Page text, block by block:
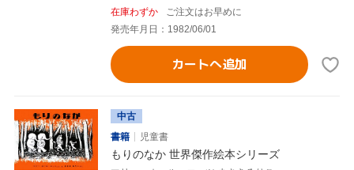
在庫わずか
ご注文はお早めに
発売年月日：1982/06/01
カートへ追加
中古
書籍
児童書
もりのなか 世界傑作絵本シリーズ